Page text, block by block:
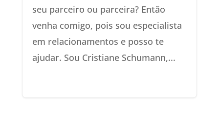
seu parceiro ou parceira? Então
venha comigo, pois sou especialista
em relacionamentos e posso te
ajudar. Sou Cristiane Schumann,...